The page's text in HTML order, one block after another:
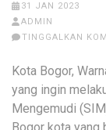
31 JAN 2023
ADMIN
TINGGALKAN
Kota Bogor,
yang ingin
Mengemudi